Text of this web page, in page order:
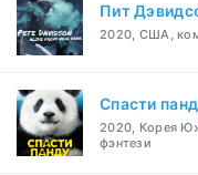
Пит
2020, США,
Спасти
2020, Корея
фэнтези